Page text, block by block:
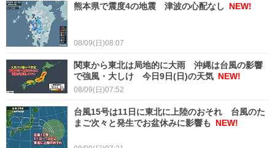
熊本県で震度4の地震 津波の心配なし NEW!
08/09(日)08:07
関東から東北は局地的に大雨 沖縄は台風の影響
で強風・大しけ 今日9日(日)の天気 NEW!
08/09(日)07:52
台風15号は11日に東北に上陸のおそれ 台風のた
まご次々と発生でお盆休みに影響も NEW!